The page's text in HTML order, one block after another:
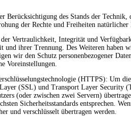
Berücksichtigung des Stands der
der Rechte und Freiheiten
Vertraulichkeit, Integrität und
und ihrer Trennung. Des Weiteren
wir den Schutz personenbezogener
Voreinstellungen.
(HTTPS): Um
(SSL) und Transport Layer
(oder zwischen zwei Servern)
Sicherheitsstandards
und verschlüsselt übertragen werden.